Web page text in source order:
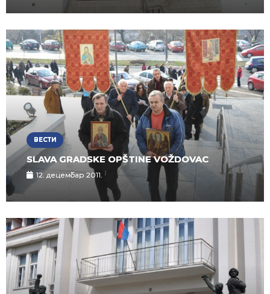
ВЕСТИ
SLAVA GRADSKE OPŠTINE VOŽDOVAC
12. децембар 2011.